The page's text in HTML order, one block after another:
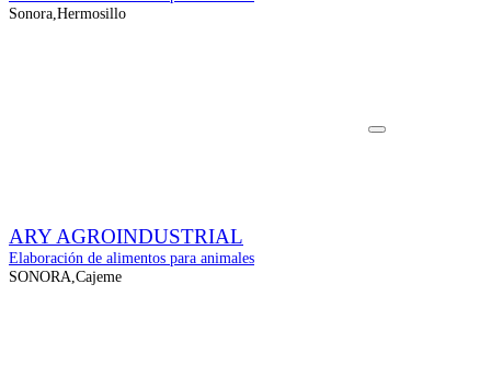
Sonora,Hermosillo
ARY AGROINDUSTRIAL
Elaboración de alimentos para animales
SONORA,Cajeme